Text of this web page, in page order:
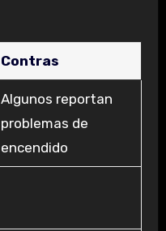
Contras
Algunos reportan
problemas de
encendido